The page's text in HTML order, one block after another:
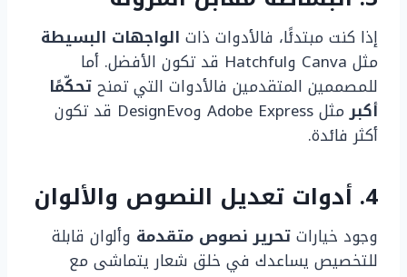
إذا كنت مبتدئًا، فالأدوات ذات الواجهات البسيطة
مثل Canva وHatchful قد تكون الأفضل. أما
للمصممين المتقدمين فالأدوات التي تمنحتحكّمًا
أكبر
مثل Adobe Express وDesignEvo قد تكون
أكثر فائدة.
4. أدوات تعديل النصوص والألوان
وجود خياراتتحرير نصوص متقدمة وألوان قابلة
للتخصيص يساعدك في خلق شعار يتماشى مع